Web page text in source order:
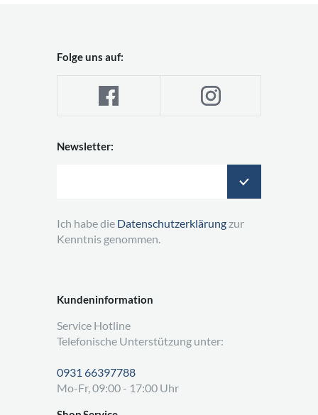
Kundeninformation
Service Hotline
Telefonische Unterstützung unter:
0931 66397788
Mo-Fr, 09:00 - 17:00 Uhr
Folge uns auf:
Newsletter:
Ich habe die Datenschutzerklärung zur
Kenntnis genommen.